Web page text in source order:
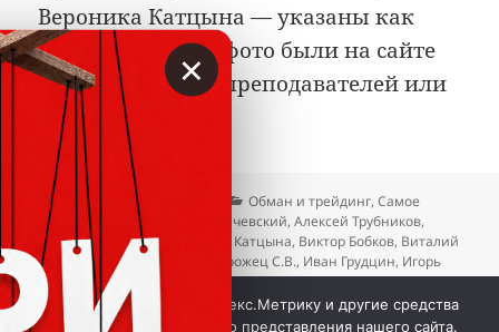
Вероника Катцына — указаны как
лица, чьи имена/фото были на сайте
АУФИ в качестве преподавателей или
экспертов.
Опубликовано
30.04.2026 Рубрики
Обман и трейдинг,Самое
интересное
Алексей Кричевский,Алексей Трубников,
Арсений Дадашев
Вероника Катцына, Виктор Бобков, Виталий
Фидуров
Володин В.В. Запорожец С.В., Иван Грудцин, Игорь
Литов
Илья Запорожский Максим Мозгачёв,Михаил
Кошевский
Добавить комментарийк записи Борец с
Мы используем куки, Яндекс.Метрику и другие средства
аналитики для наилучшего представления нашего сайта.
×